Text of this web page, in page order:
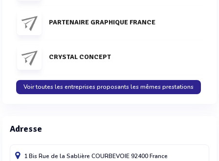
PARTENAIRE GRAPHIQUE FRANCE
CRYSTAL CONCEPT
Voir toutes les entreprises proposants les mêmes prestations
Adresse
1 Bis Rue de la Sablière COURBEVOIE92400France